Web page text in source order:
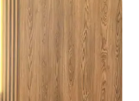
appréciés